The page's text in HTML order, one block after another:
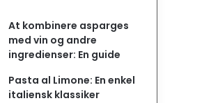
At kombinere asparges
med vin og andre
ingredienser: En guide
Pasta al Limone: En enkel
italiensk klassiker